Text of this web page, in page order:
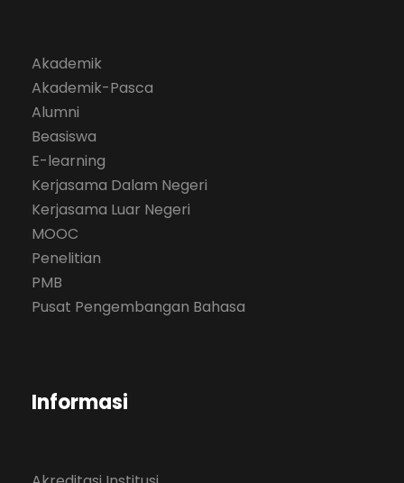
Akademik
Akademik-Pasca
Alumni
Beasiswa
E-learning
Kerjasama Dalam Negeri
Kerjasama Luar Negeri
MOOC
Penelitian
PMB
Pusat Pengembangan Bahasa
Informasi